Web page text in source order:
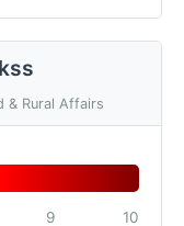
& Rural Affairs
9 10